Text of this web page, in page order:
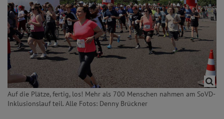
Auf die Plätze, fertig, los! Mehr als 700 Menschen nahmen am SoVD-
Inklusionslauf teil. Alle Fotos: Denny Brückner